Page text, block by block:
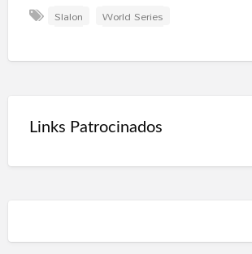
Slalon
World Series
Links Patrocinados